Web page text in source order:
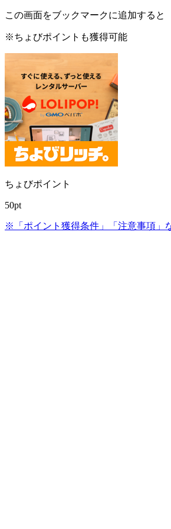
この画面をブックマークに追加すると
※ちょびポイントも獲得可能
ちょびポイント
50pt
※「ポイント獲得条件」「注意事項」